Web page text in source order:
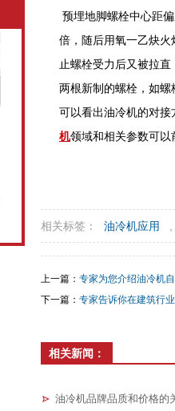
预埋地脚螺栓中心距
倍，随后用氧一乙炔
止螺栓受力后又被拉
两根新制的螺栓，如
可以看出油冷机的对
机领域和相关参数可
相关标签： 油冷机应用
上一篇： 专家为您介绍油冷机
下一篇： 专家告诉你在建筑行
相关新闻：
油冷机品牌品质和价格的